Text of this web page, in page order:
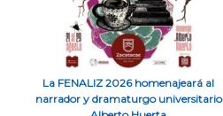
La FENALIZ 2026 homenajeará al
narrador y dramaturgo universitario